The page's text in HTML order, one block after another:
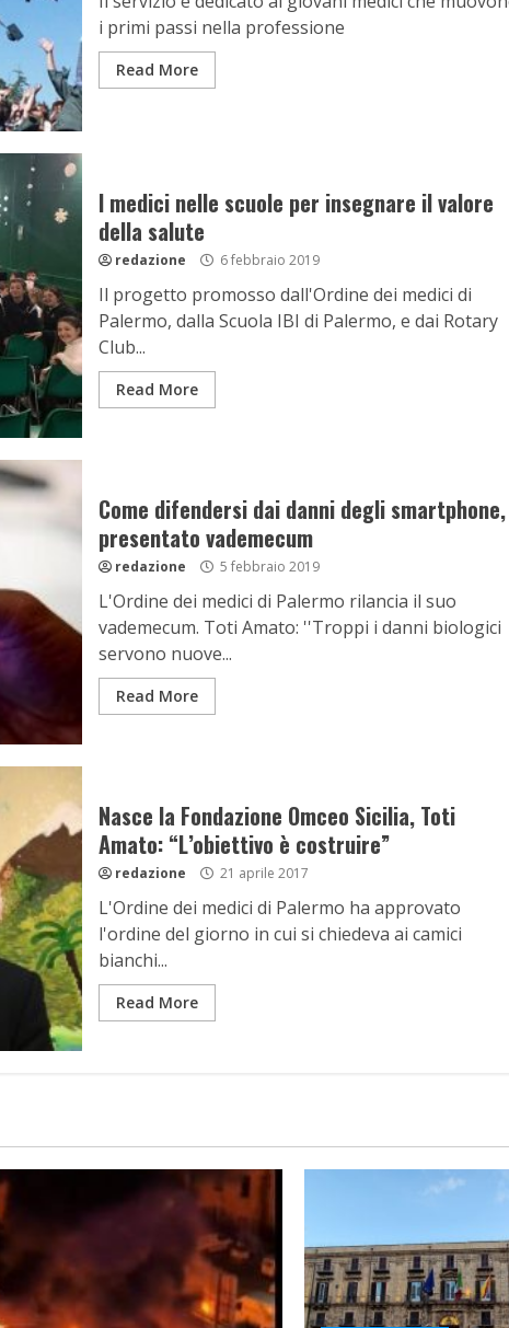
i primi passi nella professione
Read More
I medici nelle scuole per insegnare il valore
della salute
redazione 6 febbraio 2019
Il progetto promosso dall'Ordine dei medici di
Palermo, dalla Scuola IBI di Palermo, e dai Rotary
Club...
Read More
Come difendersi dai danni degli smartphone,
presentato vademecum
redazione 5 febbraio 2019
L'Ordine dei medici di Palermo rilancia il suo
vademecum. Toti Amato: ''Troppi i danni biologici
servono nuove...
Read More
Nasce la Fondazione Omceo Sicilia, Toti
Amato: “L’obiettivo è costruire”
redazione 21 aprile 2017
L'Ordine dei medici di Palermo ha approvato
l'ordine del giorno in cui si chiedeva ai camici
bianchi...
Read More